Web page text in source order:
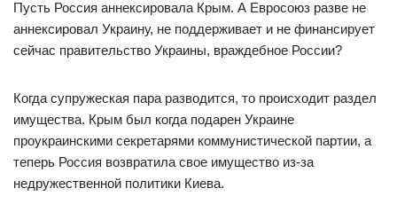
Пусть Россия аннексировала Крым. А Евросоюз разве не
аннексировал Украину, не поддерживает и не финансирует
сейчас правительство Украины, враждебное России?
Когда супружеская пара разводится, то происходит раздел
имущества. Крым был когда подарен Украине
проукраинскими секретарями коммунистической партии, а
теперь Россия возвратила свое имущество из-за
недружественной политики Киева.